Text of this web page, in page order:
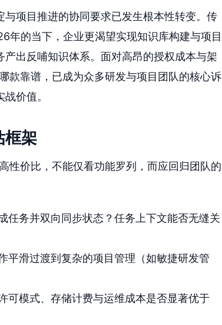
项目推进的协同要求已发生根本性转变。传
年的当下，企业更渴望实现知识库构建与项目
出反哺知识体系。面对高昂的授权成本与架
款靠谱，已成为众多研发与项目团队的核心诉
价值。
框架
性价比，不能仅看功能罗列，而应回归团队的
任务并双向同步状态？任务上下文能否无缝关
平滑过渡到复杂的项目管理（如敏捷研发管
可模式、存储计费与运维成本是否显著优于